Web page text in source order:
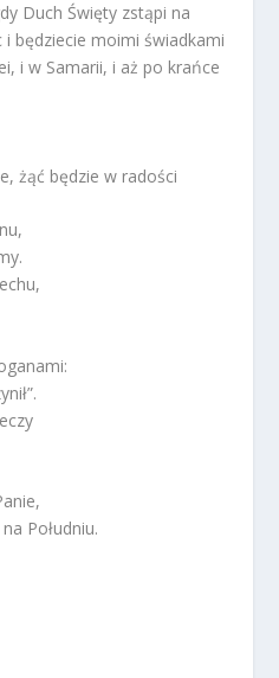
Duch Święty zstąpi na
będziecie moimi świadkami
i w Samarii, i aż po krańce
żąć będzie w radości
Południu.